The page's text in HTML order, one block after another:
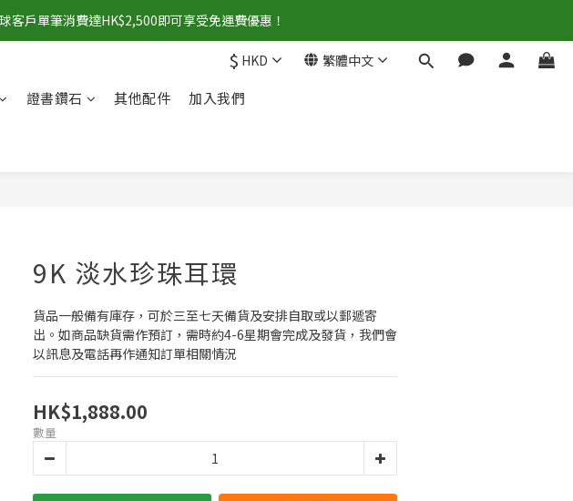
戶單筆消費達HK$2,500即可享受免運費優惠！
$ HKD 繁體中文
證書鑽石 其他配件
加入我們
9K 淡水珍珠耳環
貨品一般備有庫存，可於三至七天備貨及安排自取或以郵遞寄
出。如商品缺貨需作預訂，需時約4-6星期會完成及發貨，我們會
以訊息及電話再作通知訂單相關情況
HK$1,888.00
數量